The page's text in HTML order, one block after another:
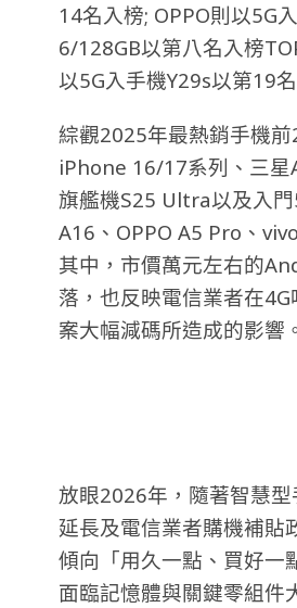
14名入榜; OPPO則以5G
6/128GB以第八名入榜
以5G入手機Y29s以第19
綜觀2025年最熱銷手機
iPhone 16/17系列、三
旗艦機S25 Ultra以及入門
A16、OPPO A5 Pro、
其中，市價萬元左右的
落，也反映電信業者在
案大幅減碼所造成的影響。
放眼2026年，隨著智慧
延長及電信業者購機補貼
傾向「用久一點、買好一
面臨記憶體與關鍵零組件